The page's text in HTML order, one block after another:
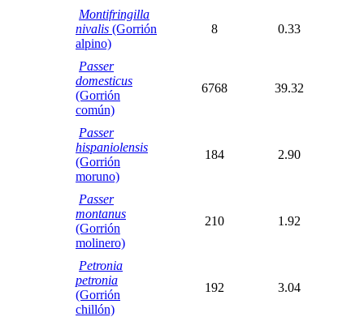
Montifringilla
nivalis (Gorrión
alpino)
8 0.33
Passer
domesticus
(Gorrión
común)
6768 39.32
Passer
hispaniolensis
(Gorrión
moruno)
184 2.90
Passer
montanus
(Gorrión
molinero)
210 1.92
Petronia
petronia
(Gorrión
chillón)
192 3.04